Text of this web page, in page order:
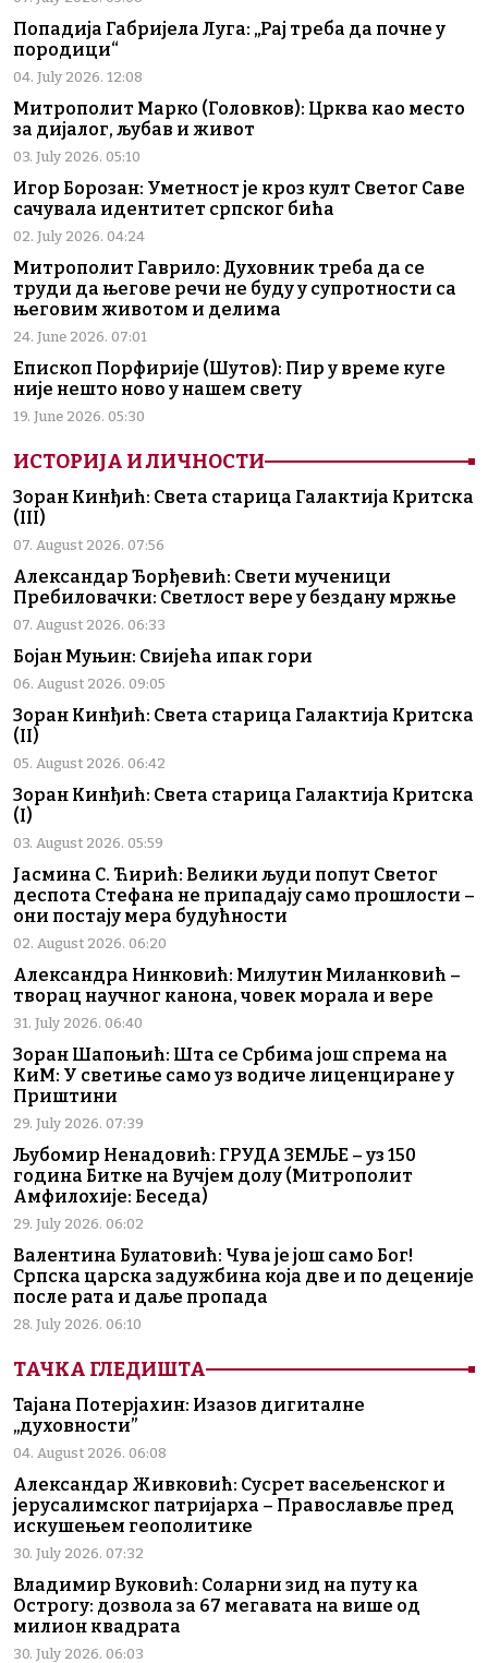
Попадија Габријела Луга: „Рај треба да почне у
породици“
04. July 2026. 12:08
Митрополит Марко (Головков): Црква као место
за дијалог, љубав и живот
03. July 2026. 05:10
Игор Борозан: Уметност је кроз култ Светог Саве
сачувала идентитет српског бића
02. July 2026. 04:24
Митрополит Гаврило: Духовник треба да се
труди да његове речи не буду у супротности са
његовим животом и делима
24. June 2026. 07:01
Епископ Порфирије (Шутов): Пир у време куге
није нешто ново у нашем свету
19. June 2026. 05:30
ИСТОРИЈА И ЛИЧНОСТИ
Зоран Кинђић: Света старица Галактија Критска
(III)
07. August 2026. 07:56
Александар Ђорђевић: Свети мученици
Пребиловачки: Светлост вере у бездану мржње
07. August 2026. 06:33
Бојан Муњин: Свијећа ипак гори
06. August 2026. 09:05
Зоран Кинђић: Света старица Галактија Критска
(II)
05. August 2026. 06:42
Зоран Кинђић: Света старица Галактија Критска
(I)
03. August 2026. 05:59
Јасмина С. Ћирић: Велики људи попут Светог
деспота Стефана не припадају само прошлости –
они постају мера будућности
02. August 2026. 06:20
Александра Нинковић: Милутин Миланковић –
творац научног канона, човек морала и вере
31. July 2026. 06:40
Зоран Шапоњић: Шта се Србима још спрема на
КиМ: У светиње само уз водиче лиценциране у
Приштини
29. July 2026. 07:39
Љубомир Ненадовић: ГРУДА ЗЕМЉЕ – уз 150
година Битке на Вучјем долу (Митрополит
Амфилохије: Беседа)
29. July 2026. 06:02
Валентина Булатовић: Чува је још само Бог!
Српска царска задужбина која две и по деценије
после рата и даље пропада
28. July 2026. 06:10
ТАЧКА ГЛЕДИШТА
Тајана Потерјахин: Изазов дигиталне
„духовности”
04. August 2026. 06:08
Александар Живковић: Сусрет васељенског и
јерусалимског патријарха – Православље пред
искушењем геополитике
30. July 2026. 07:32
Владимир Вуковић: Соларни зид на путу ка
Острогу: дозвола за 67 мегавата на више од
милион квадрата
30. July 2026. 06:03